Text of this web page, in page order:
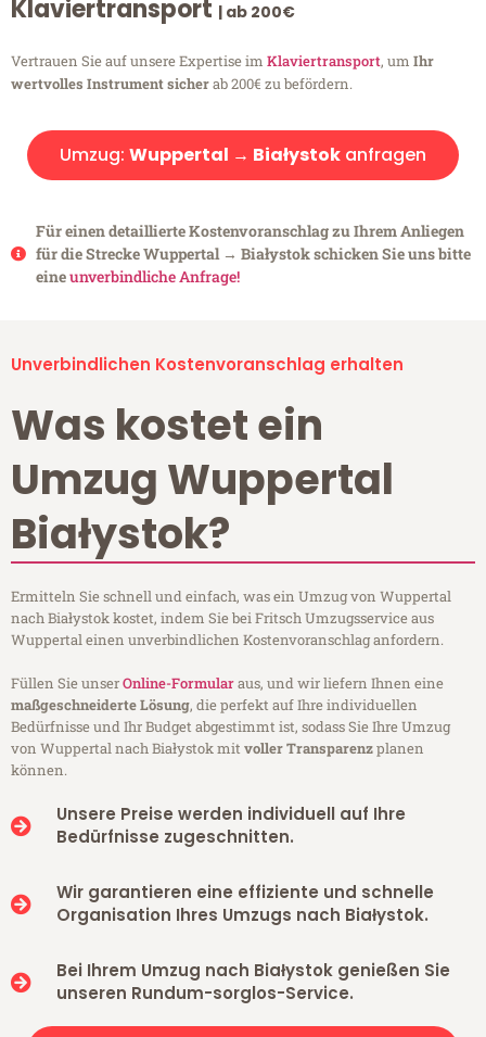
Klaviertransport | ab 200€
Vertrauen Sie auf unsere Expertise im Klaviertransport, um Ihr
wertvolles Instrument sicherab 200€ zu befördern.
Umzug: Wuppertal → Białystok anfragen
Für einen detaillierte Kostenvoranschlag zu Ihrem Anliegen
für die Strecke Wuppertal → Białystok schicken Sie uns bitte
eineunverbindliche Anfrage!
Unverbindlichen Kostenvoranschlag erhalten
Was kostet ein
Umzug Wuppertal
Białystok?
Ermitteln Sie schnell und einfach, was ein Umzug von Wuppertal
nach Białystok kostet, indem Sie bei Fritsch Umzugsservice aus
Wuppertal einen unverbindlichen Kostenvoranschlag anfordern.
Füllen Sie unserOnline-Formularaus, und wir liefern Ihnen eine
maßgeschneiderte Lösung, die perfekt auf Ihre individuellen
Bedürfnisse und Ihr Budget abgestimmt ist, sodass Sie Ihre Umzug
von Wuppertal nach Białystok mitvoller Transparenzplanen
können.
Unsere Preise werden individuell auf Ihre
Bedürfnisse zugeschnitten.
Wir garantieren eine effiziente und schnelle
Organisation Ihres Umzugs nach Białystok.
Bei Ihrem Umzug nach Białystok genießen Sie
unseren Rundum-sorglos-Service.